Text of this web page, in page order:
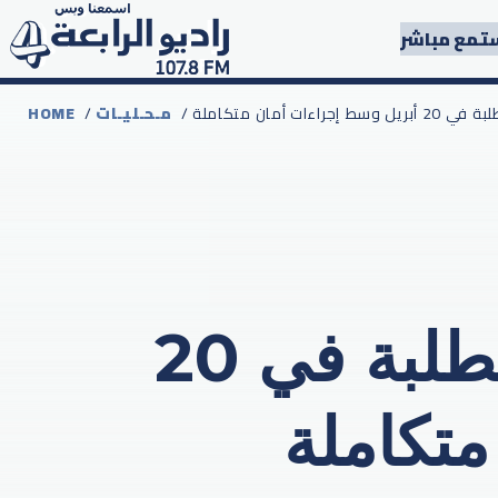
مباشر
HOME /مـحـليـات متكاملة
رسمياً.. المدارس تفتح أبوابها للطلبة في 20